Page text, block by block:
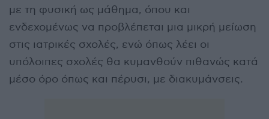
με τη φυσική ως μάθημα, όπου και
ενδεχομένως να προβλέπεται μια μικρή μείωση
στις ιατρικές σχολές, ενώ όπως λέει οι
υπόλοιπες σχολές θα κυμανθούν πιθανώς κατά
μέσo όρο όπως και πέρυσι, με διακυμάνσεις.